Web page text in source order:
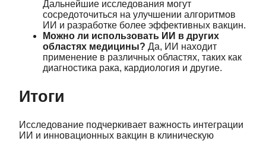
Дальнейшие исследования могут
сосредоточиться на улучшении алгоритмов
ИИ и разработке более эффективных вакцин.
Можно ли использовать ИИ в других
областях медицины? Да, ИИ находит
применение в различных областях, таких как
диагностика рака, кардиология и другие.
Итоги
Исследование подчеркивает важность интеграции
ИИ и инновационных вакцин в клиническую